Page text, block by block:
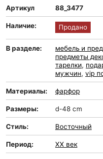
Артикул 88_3477
Наличие: Продано
В разделе: мебель и
предметы
тарелки,
мужчин, vip
Материалы: фарфор
Размеры: d-48 cm
Стиль: Восточный
Период: XX век